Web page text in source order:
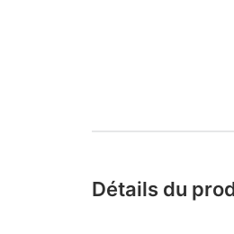
Détails du